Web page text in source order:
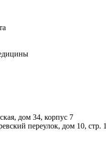
дом 34, корпус 7
переулок, дом 10, стр. 1